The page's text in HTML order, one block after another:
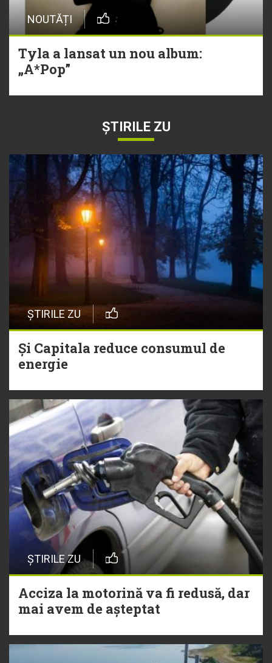
NOUTĂȚI
Tyla a lansat un nou album:
„A*Pop”
ȘTIRILE ZU
ȘTIRILE ZU
Și Capitala reduce consumul de
energie
ȘTIRILE ZU
Acciza la motorină va fi redusă, dar
mai avem de așteptat